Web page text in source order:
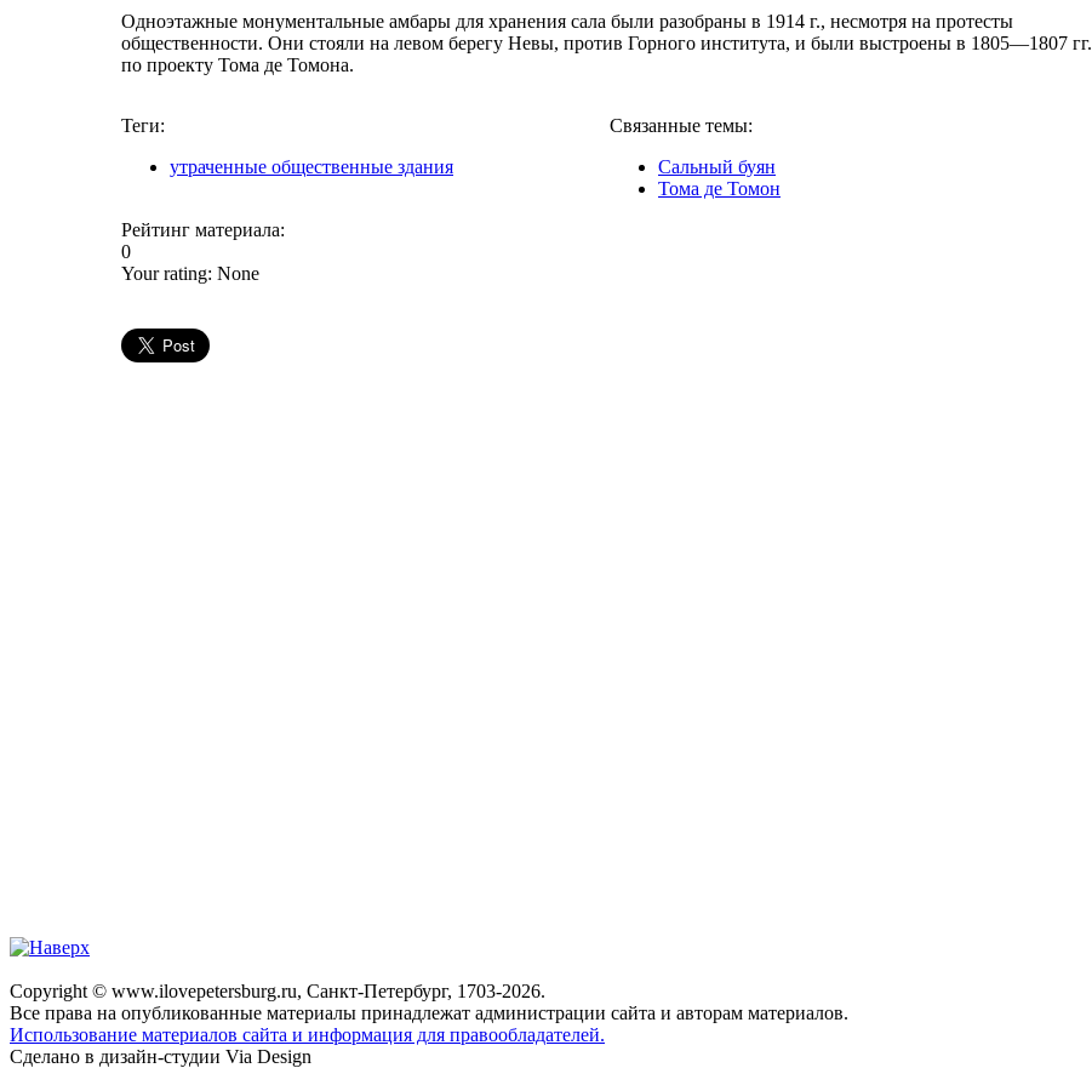
Одноэтажные монументальные амбары для хранения сала были разобраны в 1914 г., несмотря на протесты
общественности. Они стояли на левом берегу Невы, против Горного института, и были выстроены в 1805—1807 гг.
по проекту Тома де Томона.
Теги:
утраченные общественные здания
Связанные темы:
Сальный буян
Тома де Томон
Рейтинг материала:
0
Your rating: None
Copyright © www.ilovepetersburg.ru, Санкт-Петербург, 1703-2026.
Все права на опубликованные материалы принадлежат администрации сайта и авторам материалов.
Использование материалов сайта и информация для правообладателей.
Сделано в дизайн-студии Via Design